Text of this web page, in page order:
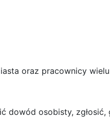
oraz pracownicy wielu
dowód osobisty,